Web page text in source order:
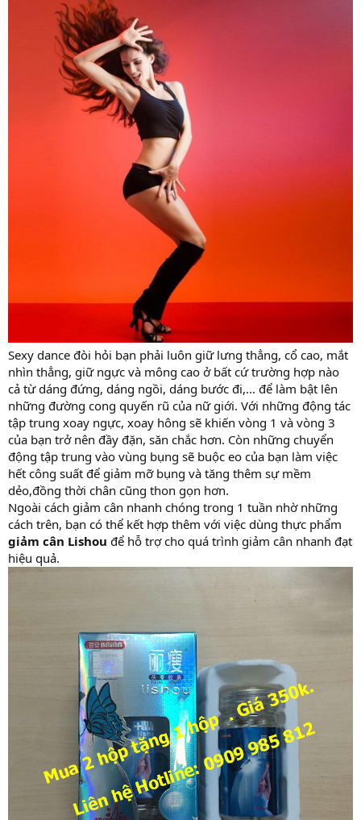
Sexy dance đòi hỏi bạn phải luôn giữ lưng thẳng, cổ cao, mắt
nhìn thẳng, giữ ngực và mông cao ở bất cứ trường hợp nào
cả từ dáng đứng, dáng ngồi, dáng bước đi,... để làm bật lên
những đường cong quyến rũ của nữ giới. Với những động tác
tập trung xoay ngực, xoay hông sẽ khiến vòng 1 và vòng 3
của bạn trở nên đầy đặn, săn chắc hơn. Còn những chuyển
động tập trung vào vùng bụng sẽ buộc eo của bạn làm việc
hết công suất để giảm mỡ bụng và tăng thêm sự mềm
dẻo,đồng thời chân cũng thon gọn hơn.
Ngoài cách giảm cân nhanh chóng trong 1 tuần nhờ những
cách trên, bạn có thể kết hợp thêm với việc dùng thực phẩm
giảm cân Lishou để hỗ trợ cho quá trình giảm cân nhanh đạt
hiệu quả.